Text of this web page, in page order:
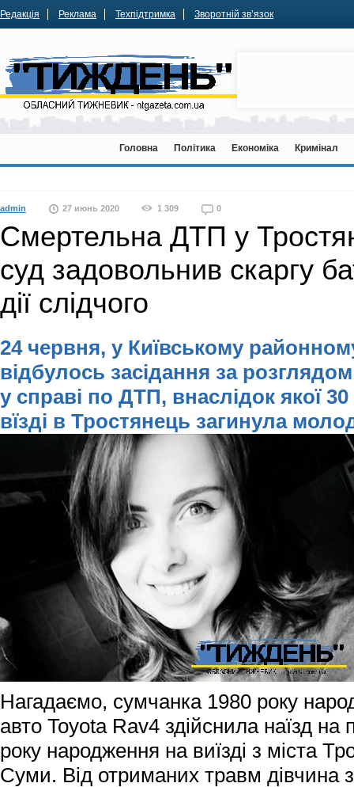
Редакція Реклама Техпідтримка Зворотній зв’язок
Головна Політика Економіка Кримінал
admin 27 июнь 2020 1 309 0
Смертельна ДТП у
суд задовольнив скаргу
дії слідчого
24 червня, у Київському
відбулось засідання за розглядом
у справі по ДТП, внаслідок якої
вїзді в Тростянець загинула
Нагадаємо, сумчанка 1980 року
авто Toyota Rav4 здійснила наїзд на
року народження на виїзді з міста
Суми. Від отриманих травм дівчина